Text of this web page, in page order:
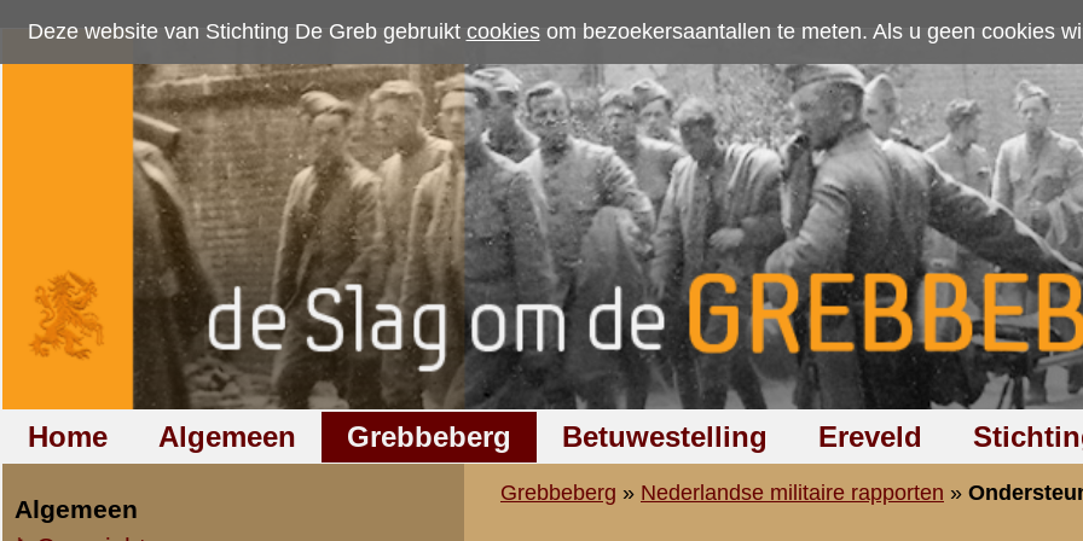
Deze website van Stichting De Greb gebruikt cookies om bezoekersaantallen te meten. Als u geen cookies wilt toestaan kunt u hier klikken Accepteer cookies
Home Algemeen Grebbeberg Betuwestelling Ereveld Stichting Discussiegroep Zoeken
Algemeen
Overzicht op naam
IIe Legerkorps
Stafkwartier IIe Legerkorps
IVe Divisie
Grebbeberg Nederlandse militaire rapporten »Ondersteuningseenheden 11 R.I.
Ondersteuningseenheden 11e Regiment Infanterie
11e Batterij 6 Veld
Gevechtsbericht van reserve-eerste luitenant J. van de Griend
SMG 509 / 22 [NIMH]